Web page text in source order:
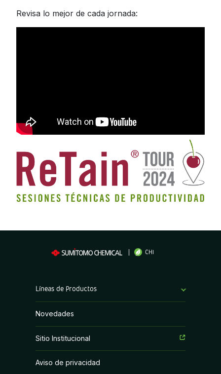
Revisa lo mejor de cada jornada:
CHI
Líneas de Productos
Coadyuvantes
Fungicidas
Novedades
Sitio Institucional
Aviso de privacidad